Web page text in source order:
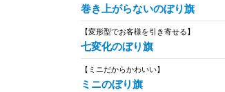
巻き上がらないのぼり旗
【変形型でお客様を引き寄せる】
七変化のぼり旗
【ミニだからかわいい】
ミニのぼり旗